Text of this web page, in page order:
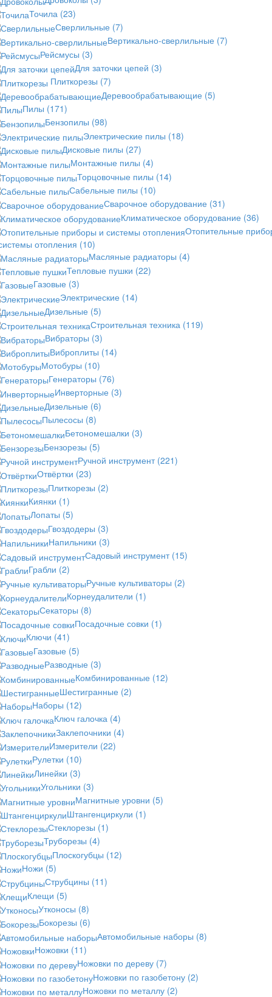
Точила (23)
Сверлильные (7)
Вертикально-сверлильные (7)
Рейсмусы (3)
Для заточки цепей (3)
Плиткорезы (7)
Деревообрабатывающие (5)
Пилы (171)
Бензопилы (98)
Электрические пилы (18)
Дисковые пилы (27)
Монтажные пилы (4)
Торцовочные пилы (14)
Сабельные пилы (10)
Сварочное оборудование (31)
Климатическое оборудование (36)
Отопительные
отопления (10)
Масляные радиаторы (4)
Тепловые пушки (22)
Газовые (3)
Электрические (14)
Дизельные (5)
Строительная техника (119)
Вибраторы (3)
Виброплиты (14)
Мотобуры (10)
Генераторы (76)
Инверторные (3)
Дизельные (6)
Пылесосы (8)
Бетономешалки (3)
Бензорезы (5)
Ручной инструмент (221)
Отвёртки (23)
Плиткорезы (2)
Киянки (1)
Лопаты (5)
Гвоздодеры (3)
Напильники (3)
Садовый инструмент (15)
Грабли (2)
Ручные культиваторы (2)
Корнеудалители (1)
Секаторы (8)
Посадочные совки (1)
Ключи (41)
Газовые (5)
Разводные (3)
Комбинированные (12)
Шестигранные (2)
Наборы (12)
Ключ галочка (4)
Заклепочники (4)
Измерители (22)
Рулетки (10)
Линейки (3)
Угольники (3)
Магнитные уровни (5)
Штангенциркули (1)
Стеклорезы (1)
Труборезы (4)
Плоскогубцы (12)
Ножи (5)
Струбцины (11)
Клещи (5)
Утконосы (8)
Бокорезы (6)
Автомобильные наборы (8)
Ножовки (11)
Ножовки по дереву (7)
Ножовки по газобетону (2)
Ножовки по металлу (2)